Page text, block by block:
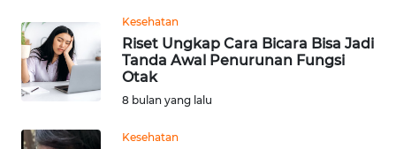
Kesehatan
Riset Ungkap Cara Bicara Bisa Jadi
Tanda Awal Penurunan Fungsi
Otak
8 bulan yang lalu
Kesehatan
INTERNASIONAL